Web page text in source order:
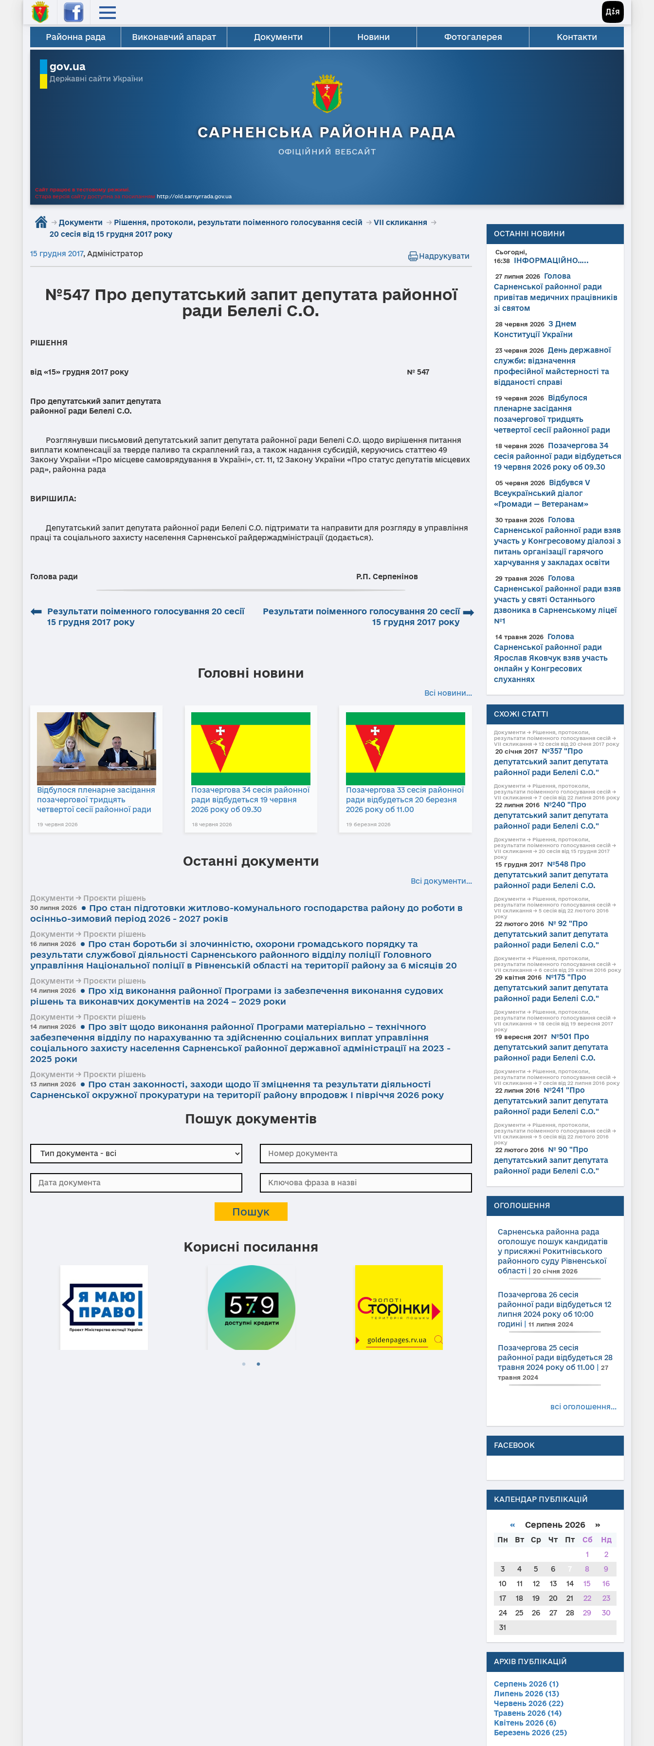
Районна рада Виконавчий апарат Документи Новини Фотогалерея Контакти
gov.ua
Державні сайти України
САРНЕНСЬКА РАЙОННА РАДА
ОФІЦІЙНИЙ ВЕБСАЙТ
Сайт працює в тестовому режимі.
Стара версія сайту доступна за посиланням http://old.sarnyrrada.gov.ua
→ Документи → Рішення, протоколи, результати поіменного голосування сесій → VII скликання →
20 сесія від 15 грудня 2017 року
15 грудня 2017, Адміністратор Надрукувати
№547 Про депутатський запит депутата районної
ради Белелі С.О.
РІШЕННЯ
від «15» грудня 2017 року № 547
Про депутатський запит депутата
районної ради Белелі С.О.
Розглянувши письмовий депутатський запит депутата районної ради Белелі С.О. щодо вирішення питання
виплати компенсації за тверде паливо та скраплений газ, а також надання субсидій, керуючись статтею 49
Закону України «Про місцеве самоврядування в Україні», ст. 11, 12 Закону України «Про статус депутатів місцевих
рад», районна рада
ВИРІШИЛА:
Депутатський запит депутата районної ради Белелі С.О. підтримати та направити для розгляду в управління
праці та соціального захисту населення Сарненської райдержадміністрації (додається).
Голова ради Р.П. Серпенінов
⬅
Результати поіменного голосування 20 сесії
15 грудня 2017 року
➡
Результати поіменного голосування 20 сесії
15 грудня 2017 року
Головні новини
Всі новини...
Відбулося пленарне засідання
позачергової тридцять
четвертої сесії районної ради
19 червня 2026
Позачергова 34 сесія районної
ради відбудеться 19 червня
2026 року об 09.30
18 червня 2026
Позачергова 33 сесія районної
ради відбудеться 20 березня
2026 року об 11.00
19 березня 2026
Останні документи
Всі документи...
Документи → Проєкти рішень
30 липня 2026
Про стан підготовки житлово-комунального господарства району до роботи в
осінньо-зимовий період 2026 - 2027 років
Документи → Проєкти рішень
16 липня 2026
Про стан боротьби зі злочинністю, охорони громадського порядку та
результати службової діяльності Сарненського районного відділу поліції Головного
управління Національної поліції в Рівненській області на території району за 6 місяців 20
Документи → Проєкти рішень
14 липня 2026
Про хід виконання районної Програми із забезпечення виконання судових
рішень та виконавчих документів на 2024 – 2029 роки
Документи → Проєкти рішень
14 липня 2026
Про звіт щодо виконання районної Програми матеріально – технічного
забезпечення відділу по нарахуванню та здійсненню соціальних виплат управління
соціального захисту населення Сарненської районної державної адміністрації на 2023 -
2025 роки
Документи → Проєкти рішень
13 липня 2026
Про стан законності, заходи щодо її зміцнення та результати діяльності
Сарненської окружної прокуратури на території району впродовж І півріччя 2026 року
Пошук документів
Корисні посилання
ОСТАННІ НОВИНИ
Сьогодні,
16:38
ІНФОРМАЦІЙНО…..
27 липня 2026
Голова
Сарненської районної ради
привітав медичних працівників
зі святом
28 червня 2026
З Днем
Конституції України
23 червня 2026
День державної
служби: відзначення
професійної майстерності та
відданості справі
19 червня 2026
Відбулося
пленарне засідання
позачергової тридцять
четвертої сесії районної ради
18 червня 2026
Позачергова 34
сесія районної ради відбудеться
19 червня 2026 року об 09.30
05 червня 2026
Відбувся V
Всеукраїнський діалог
«Громади — Ветеранам»
30 травня 2026
Голова
Сарненської районної ради взяв
участь у Конгресовому діалозі з
питань організації гарячого
харчування у закладах освіти
29 травня 2026
Голова
Сарненської районної ради взяв
участь у святі Останнього
дзвоника в Сарненському ліцеї
№1
14 травня 2026
Голова
Сарненської районної ради
Ярослав Яковчук взяв участь
онлайн у Конгресових
слуханнях
СХОЖІ СТАТТІ
Документи → Рішення, протоколи,
результати поіменного голосування сесій →
VII скликання → 12 сесія від 20 січня 2017 року
20 січня 2017
№357 "Про
депутатський запит депутата
районної ради Белелі С.О."
Документи → Рішення, протоколи,
результати поіменного голосування сесій →
VII скликання → 7 сесія від 22 липня 2016 року
22 липня 2016
№240 "Про
депутатський запит депутата
районної ради Белелі С.О."
Документи → Рішення, протоколи,
результати поіменного голосування сесій →
VII скликання → 20 сесія від 15 грудня 2017
року
15 грудня 2017
№548 Про
депутатський запит депутата
районної ради Белелі С.О.
Документи → Рішення, протоколи,
результати поіменного голосування сесій →
VII скликання → 5 сесія від 22 лютого 2016
року
22 лютого 2016
№ 92 "Про
депутатський запит депутата
районної ради Белелі С.О."
Документи → Рішення, протоколи,
результати поіменного голосування сесій →
VII скликання → 6 сесія від 29 квітня 2016 року
29 квітня 2016
№175 "Про
депутатський запит депутата
районної ради Белелі С.О."
Документи → Рішення, протоколи,
результати поіменного голосування сесій →
VII скликання → 18 сесія від 19 вересня 2017
року
19 вересня 2017
№501 Про
депутатський запит депутата
районної ради Белелі С.О.
Документи → Рішення, протоколи,
результати поіменного голосування сесій →
VII скликання → 7 сесія від 22 липня 2016 року
22 липня 2016
№241 "Про
депутатський запит депутата
районної ради Белелі С.О."
Документи → Рішення, протоколи,
результати поіменного голосування сесій →
VII скликання → 5 сесія від 22 лютого 2016
року
22 лютого 2016
№ 90 "Про
депутатський запит депутата
районної ради Белелі С.О."
ОГОЛОШЕННЯ
Сарненська районна рада
оголошує пошук кандидатів
у присяжні Рокитнівського
районного суду Рівненської
області| 20 січня 2026
Позачергова 26 сесія
районної ради відбудеться 12
липня 2024 року об 10:00
годині| 11 липня 2024
Позачергова 25 сесія
районної ради відбудеться 28
травня 2024 року об 11.00
27
травня 2024
всі оголошення...
FACEBOOK
КАЛЕНДАР ПУБЛІКАЦІЙ
« Серпень 2026 »
Пн Вт Ср Чт Пт Сб
Нд
1
2
3
4 5 6 8
9
10
11 12 13 14 15
16
17
18 19 20 21 22
23
24
25 26 27 28 29
30
31
АРХІВ ПУБЛІКАЦІЙ
Серпень 2026 (1)
Липень 2026 (13)
Червень 2026 (22)
Травень 2026 (14)
Квітень 2026 (6)
Березень 2026 (25)